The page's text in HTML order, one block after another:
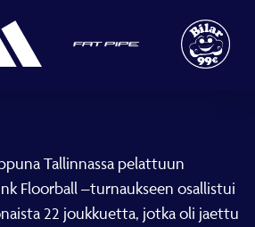
Tallinnassa pelattuun
Floorball –turnaukseen osallistui
22 joukkuetta, jotka oli jaettu